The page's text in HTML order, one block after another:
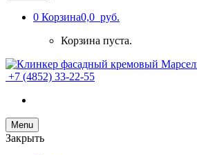
0 Корзина0,0 руб.
Корзина пуста.
+7 (4852) 33-22-55
Menu
Закрыть